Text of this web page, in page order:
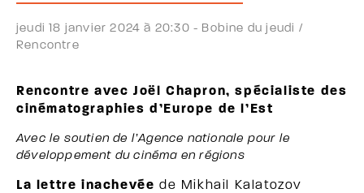
jeudi 18 janvier 2024 à 20:30 - Bobine du jeudi /
Rencontre
Rencontre avec Joël Chapron, spécialiste des
cinématographies d’Europe de l’Est
Avec le soutien de l’Agence nationale pour le
développement du cinéma en régions
La lettre inachevée de Mikhail Kalatozov